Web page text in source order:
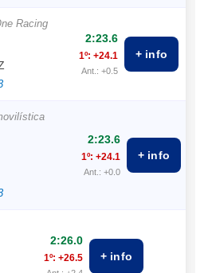
Racing
2:23.6
1º: +24.1
Ant.: +0.5
+ info
2:23.6
1º: +24.1
Ant.: +0.0
+ info
2:26.0
1º: +26.5 + info